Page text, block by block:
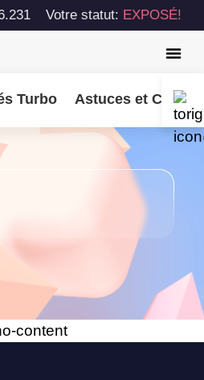
Votre statut: EXPOSÉ!
Turbo Astuces et